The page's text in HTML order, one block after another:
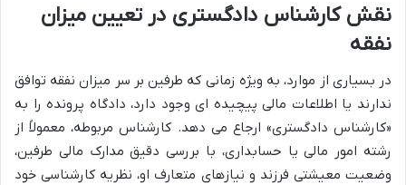
نقش کارشناس دادگستری در تعیین میزان
نفقه
در بسیاری از موارد، به ویژه زمانی که طرفین بر سر میزان نفقه توافق
ندارند یا اطلاعات مالی پیچیده ای وجود دارد، دادگاه پرونده را به
«کارشناس دادگستری» ارجاع می دهد. کارشناس مربوطه، معمولاً از
رشته امور مالی یا حسابداری، با بررسی دقیق مدارک مالی طرفین،
وضعیت معیشتی فرزند و نیازهای متعارف او، نظریه کارشناسی خود